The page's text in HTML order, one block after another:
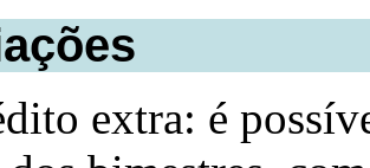
extra: é